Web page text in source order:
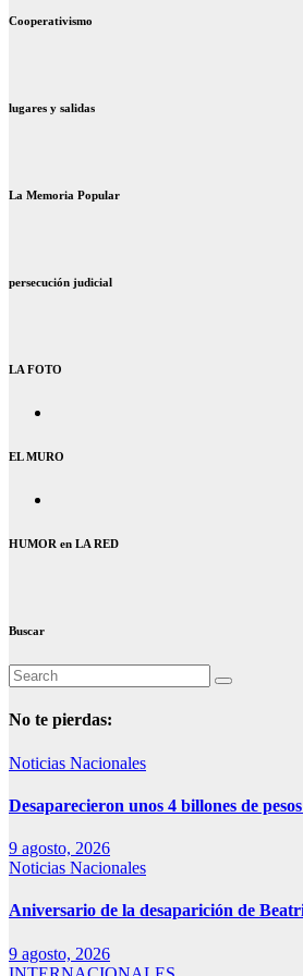
Cooperativismo
lugares y salidas
La Memoria Popular
persecución judicial
LA FOTO
EL MURO
HUMOR en LA RED
Buscar
No te pierdas:
Noticias Nacionales
Desaparecieron unos 4 billones de
9 agosto, 2026
Noticias Nacionales
Aniversario de la desaparición de
9 agosto, 2026